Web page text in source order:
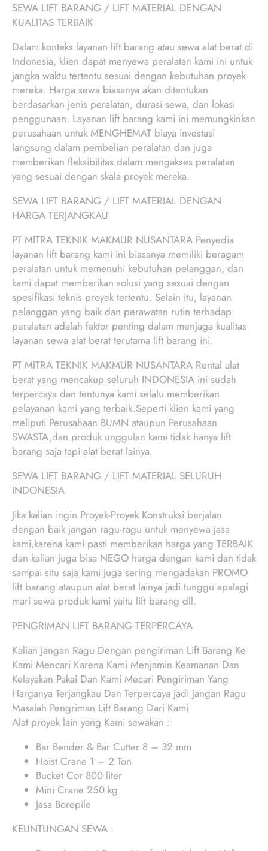
SEWA LIFT BARANG / LIFT MATERIAL DENGAN
KUALITAS TERBAIK
Dalam konteks layanan lift barang atau sewa alat berat di
Indonesia, klien dapat menyewa peralatan kami ini untuk
jangka waktu tertentu sesuai dengan kebutuhan proyek
mereka. Harga sewa biasanya akan ditentukan
berdasarkan jenis peralatan, durasi sewa, dan lokasi
penggunaan. Layanan lift barang kami ini memungkinkan
perusahaan untuk MENGHEMAT biaya investasi
langsung dalam pembelian peralatan dan juga
memberikan fleksibilitas dalam mengakses peralatan
yang sesuai dengan skala proyek mereka.
SEWA LIFT BARANG / LIFT MATERIAL DENGAN
HARGA TERJANGKAU
PT MITRA TEKNIK MAKMUR NUSANTARA Penyedia
layanan lift barang kami ini biasanya memiliki beragam
peralatan untuk memenuhi kebutuhan pelanggan, dan
kami dapat memberikan solusi yang sesuai dengan
spesifikasi teknis proyek tertentu. Selain itu, layanan
pelanggan yang baik dan perawatan rutin terhadap
peralatan adalah faktor penting dalam menjaga kualitas
layanan sewa alat berat terutama lift barang ini.
PT MITRA TEKNIK MAKMUR NUSANTARA Rental alat
berat yang mencakup seluruh INDONESIA ini sudah
terpercaya dan tentunya kami selalu memberikan
pelayanan kami yang terbaik.Seperti klien kami yang
meliputi Perusahaan BUMN ataupun Perusahaan
SWASTA,dan produk unggulan kami tidak hanya lift
barang saja tapi alat berat lainya.
SEWA LIFT BARANG / LIFT MATERIAL SELURUH
INDONESIA
Jika kalian ingin Proyek-Proyek Konstruksi berjalan
dengan baik jangan ragu-ragu untuk menyewa jasa
kami,karena kami pasti memberikan harga yang TERBAIK
dan kalian juga bisa NEGO harga dengan kami dan tidak
sampai situ saja kami juga sering mengadakan PROMO
lift barang ataupun alat berat lainya jadi tunggu apalagi
mari sewa produk kami yaitu lift barang dll.
PENGRIMAN LIFT BARANG TERPERCAYA
Kalian Jangan Ragu Dengan pengiriman Lift Barang Ke
Kami Mencari Karena Kami Menjamin Keamanan Dan
Kelayakan Pakai Dan Kami Mecari Pengiriman Yang
Harganya Terjangkau Dan Terpercaya jadi jangan Ragu
Masalah Pengriman Lift Barang Dari Kami
Alat proyek lain yang Kami sewakan :
Bar Bender & Bar Cutter 8 – 32 mm
Hoist Crane 1 – 2 Ton
Bucket Cor 800 liter
Mini Crane 250 kg
Jasa Borepile
KEUNTUNGAN SEWA :